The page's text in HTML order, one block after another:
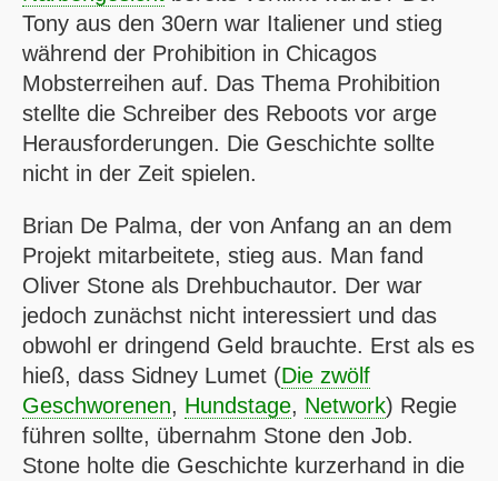
Tony aus den 30ern war Italiener und stieg
während der Prohibition in Chicagos
Mobsterreihen auf. Das Thema Prohibition
stellte die Schreiber des Reboots vor arge
Herausforderungen. Die Geschichte sollte
nicht in der Zeit spielen.
Brian De Palma, der von Anfang an an dem
Projekt mitarbeitete, stieg aus. Man fand
Oliver Stone als Drehbuchautor. Der war
jedoch zunächst nicht interessiert und das
obwohl er dringend Geld brauchte. Erst als es
hieß, dass Sidney Lumet (Die zwölf
Geschworenen, Hundstage, Network) Regie
führen sollte, übernahm Stone den Job.
Stone holte die Geschichte kurzer­hand in die